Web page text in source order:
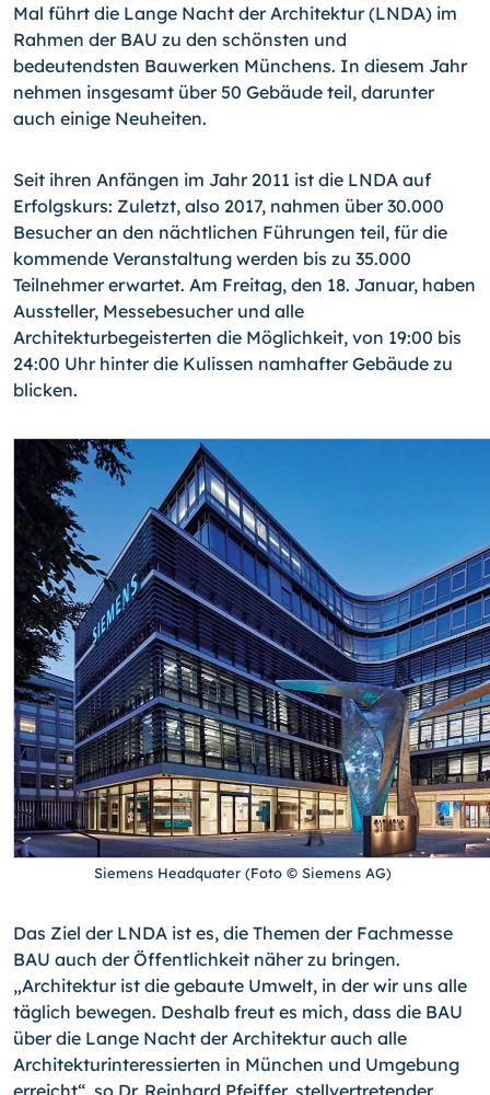
Mal führt die Lange Nacht der Architektur (LNDA) im
Rahmen der BAU zu den schönsten und
bedeutendsten Bauwerken Münchens. In diesem Jahr
nehmen insgesamt über 50 Gebäude teil, darunter
auch einige Neuheiten.
Seit ihren Anfängen im Jahr 2011 ist die LNDA auf
Erfolgskurs: Zuletzt, also 2017, nahmen über 30.000
Besucher an den nächtlichen Führungen teil, für die
kommende Veranstaltung werden bis zu 35.000
Teilnehmer erwartet. Am Freitag, den 18. Januar, haben
Aussteller, Messebesucher und alle
Architekturbegeisterten die Möglichkeit, von 19:00 bis
24:00 Uhr hinter die Kulissen namhafter Gebäude zu
blicken.
Siemens Headquater (Foto © Siemens AG)
Das Ziel der LNDA ist es, die Themen der Fachmesse
BAU auch der Öffentlichkeit näher zu bringen.
„Architektur ist die gebaute Umwelt, in der wir uns alle
täglich bewegen. Deshalb freut es mich, dass die BAU
über die Lange Nacht der Architektur auch alle
Architekturinteressierten in München und Umgebung
erreicht“, so Dr. Reinhard Pfeiffer, stellvertretender